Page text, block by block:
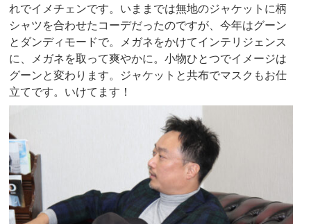
れでイメチェンです。いままでは無地のジャケットに柄
シャツを合わせたコーデだったのですが、今年はグーン
とダンディモードで。メガネをかけてインテリジェンス
に、メガネを取って爽やかに。小物ひとつでイメージは
グーンと変わります。ジャケットと共布でマスクもお仕
立てです。いけてます！